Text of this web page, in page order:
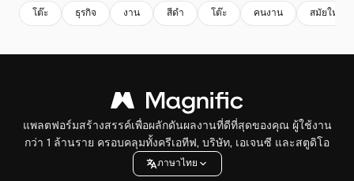
โต๊ะ ธุรกิจ งาน สีดํา โต๊ะ คนงาน สมัยใหม่
แพลตฟอร์มสร้างสรรค์เพื่อผลักดันผลงานที่ดีที่สุดของคุณ ผู้ใช้งาน
กว่า 1 ล้านราย ครอบคลุมทั้งครีเอทีฟ, บริษัท, เอเจนซี และสตูดิโอ
ภาษาไทย